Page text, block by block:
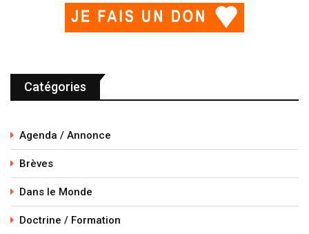
Catégories
Agenda / Annonce
Brèves
Dans le Monde
Doctrine / Formation